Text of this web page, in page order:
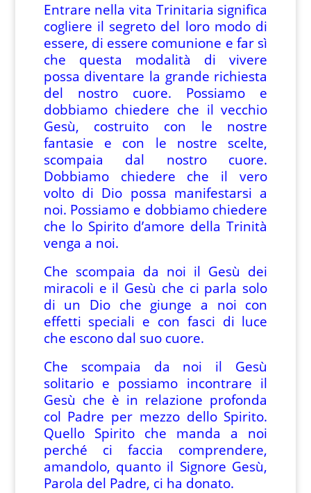
Entrare nella vita Trinitaria significa
cogliere il segreto del loro modo di
essere, di essere comunione e far sì
che questa modalità di vivere
possa diventare la grande richiesta
del nostro cuore. Possiamo e
dobbiamo chiedere che il vecchio
Gesù, costruito con le nostre
fantasie e con le nostre scelte,
scompaia dal nostro cuore.
Dobbiamo chiedere che il vero
volto di Dio possa manifestarsi a
noi. Possiamo e dobbiamo chiedere
che lo Spirito d’amore della Trinità
venga a noi.
Che scompaia da noi il Gesù dei
miracoli e il Gesù che ci parla solo
di un Dio che giunge a noi con
effetti speciali e con fasci di luce
che escono dal suo cuore.
Che scompaia da noi il Gesù
solitario e possiamo incontrare il
Gesù che è in relazione profonda
col Padre per mezzo dello Spirito.
Quello Spirito che manda a noi
perché ci faccia comprendere,
amandolo, quanto il Signore Gesù,
Parola del Padre, ci ha donato.